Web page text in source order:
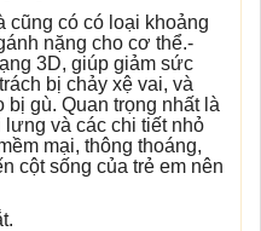
cũng có có loại khoảng
nặng cho cơ thể.-
3D, giúp giảm sức
bị chảy xệ vai, và
bị gù. Quan trọng nhất là
và các chi tiết nhỏ
mại, thông thoáng,
cột sống của trẻ em nên